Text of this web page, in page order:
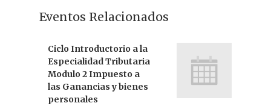
Eventos Relacionados
Ciclo Introductorio a la
Especialidad Tributaria
Modulo 2 Impuesto a
las Ganancias y bienes
personales